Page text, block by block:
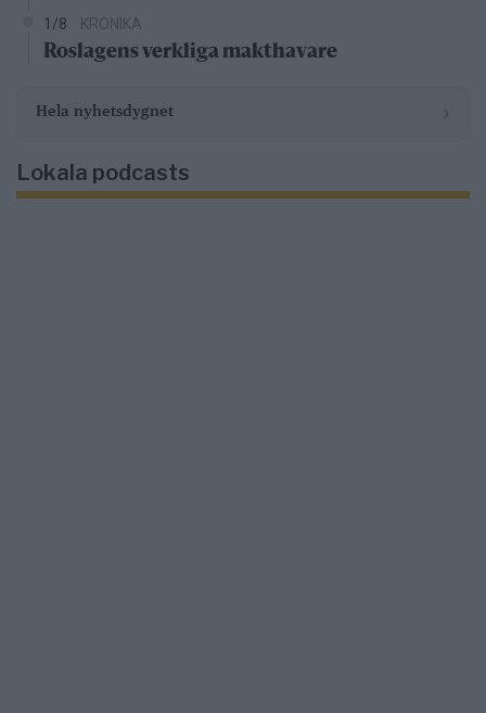
1/8 KRÖNIKA
Roslagens verkliga makthavare
Hela nyhetsdygnet
Lokala podcasts